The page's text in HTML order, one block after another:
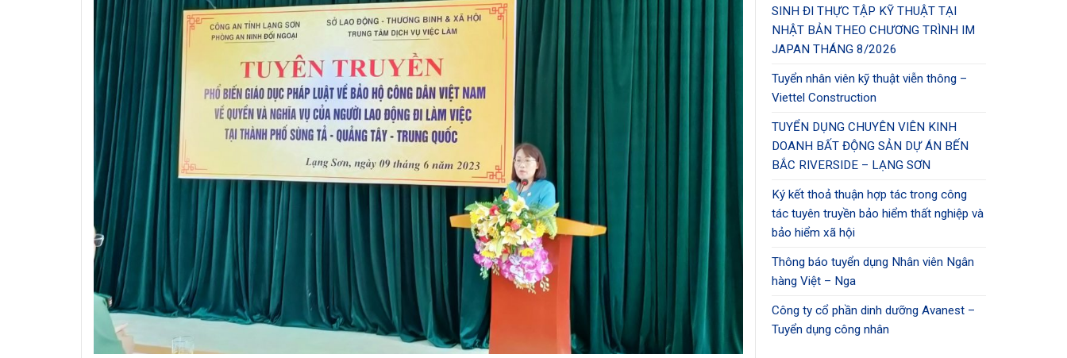
SINH ĐI THỰC TẬP KỸ THUẬT TẠI
NHẬT BẢN THEO CHƯƠNG TRÌNH IM
JAPAN THÁNG 8/2026
Tuyển nhân viên kỹ thuật viễn thông –
Viettel Construction
TUYỂN DỤNG CHUYÊN VIÊN KINH
DOANH BẤT ĐỘNG SẢN DỰ ÁN BẾN
BẮC RIVERSIDE – LẠNG SƠN
Ký kết thoả thuận hợp tác trong công
tác tuyên truyền bảo hiểm thất nghiệp và
bảo hiểm xã hội
Thông báo tuyển dụng Nhân viên Ngân
hàng Việt – Nga
Công ty cổ phần dinh dưỡng Avanest –
Tuyển dụng công nhân